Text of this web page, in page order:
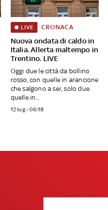
Nuova ondata di caldo in
Italia. Allerta maltempo in
Trentino. LIVE
LIVE CRONACA
Oggi due le città da bollino
rosso, con quelle in arancione
che salgono a sei; solo due
quelle in...
12 lug - 06:18